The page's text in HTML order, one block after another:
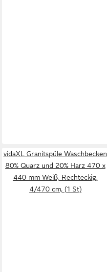
vidaXL Granitspüle Waschbecken
80% Quarz und 20% Harz 470 x
440 mm Weiß, Rechteckig,
4/470 cm, (1 St)